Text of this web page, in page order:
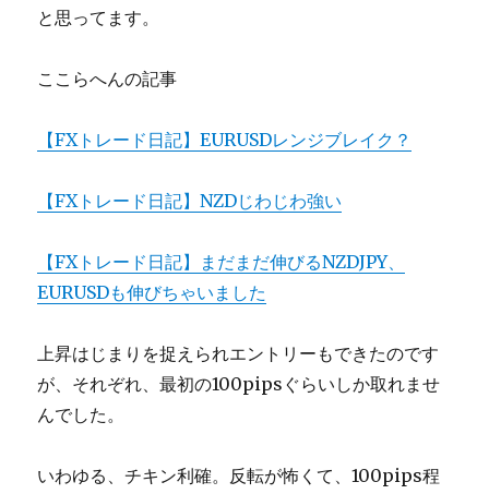
と思ってます。
ここらへんの記事
【FXトレード日記】EURUSDレンジブレイク？
【FXトレード日記】NZDじわじわ強い
【FXトレード日記】まだまだ伸びるNZDJPY、
EURUSDも伸びちゃいました
上昇はじまりを捉えられエントリーもできたのです
が、それぞれ、最初の100pipsぐらいしか取れませ
んでした。
いわゆる、チキン利確。反転が怖くて、100pips程